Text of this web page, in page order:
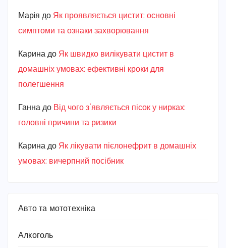
Марiя до Як проявляється цистит: основні
симптоми та ознаки захворювання
Карина до Як швидко вилікувати цистит в
домашніх умовах: ефективні кроки для
полегшення
Ганна до Від чого з’являється пісок у нирках:
головні причини та ризики
Карина до Як лікувати пієлонефрит в домашніх
умовах: вичерпний посібник
Авто та мототехніка
Алкоголь